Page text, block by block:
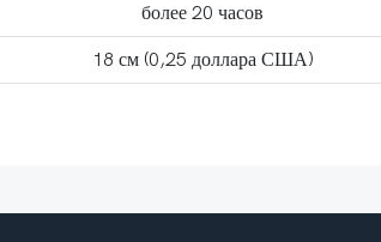
более 20 часов
18 см (0,25 доллара США)